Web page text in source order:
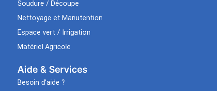
Soudure / Découpe
Nettoyage et Manutention
Espace vert / Irrigation
Matériel Agricole
Aide & Services​
Besoin d’aide ?